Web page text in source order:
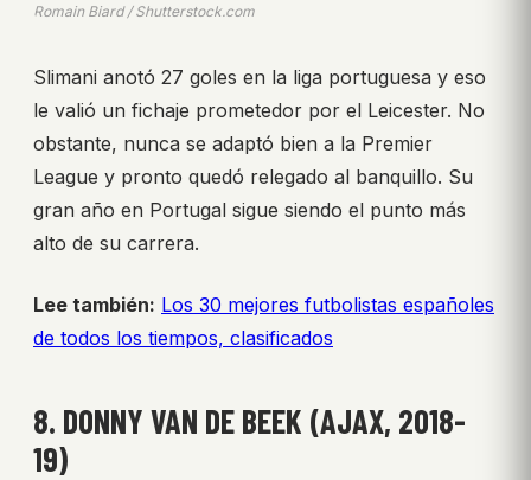
Romain Biard / Shutterstock.com
Slimani anotó 27 goles en la liga portuguesa y eso
le valió un fichaje prometedor por el Leicester. No
obstante, nunca se adaptó bien a la Premier
League y pronto quedó relegado al banquillo. Su
gran año en Portugal sigue siendo el punto más
alto de su carrera.
Lee también: Los 30 mejores futbolistas españoles
de todos los tiempos, clasificados
8. DONNY VAN DE BEEK (AJAX, 2018-
19)